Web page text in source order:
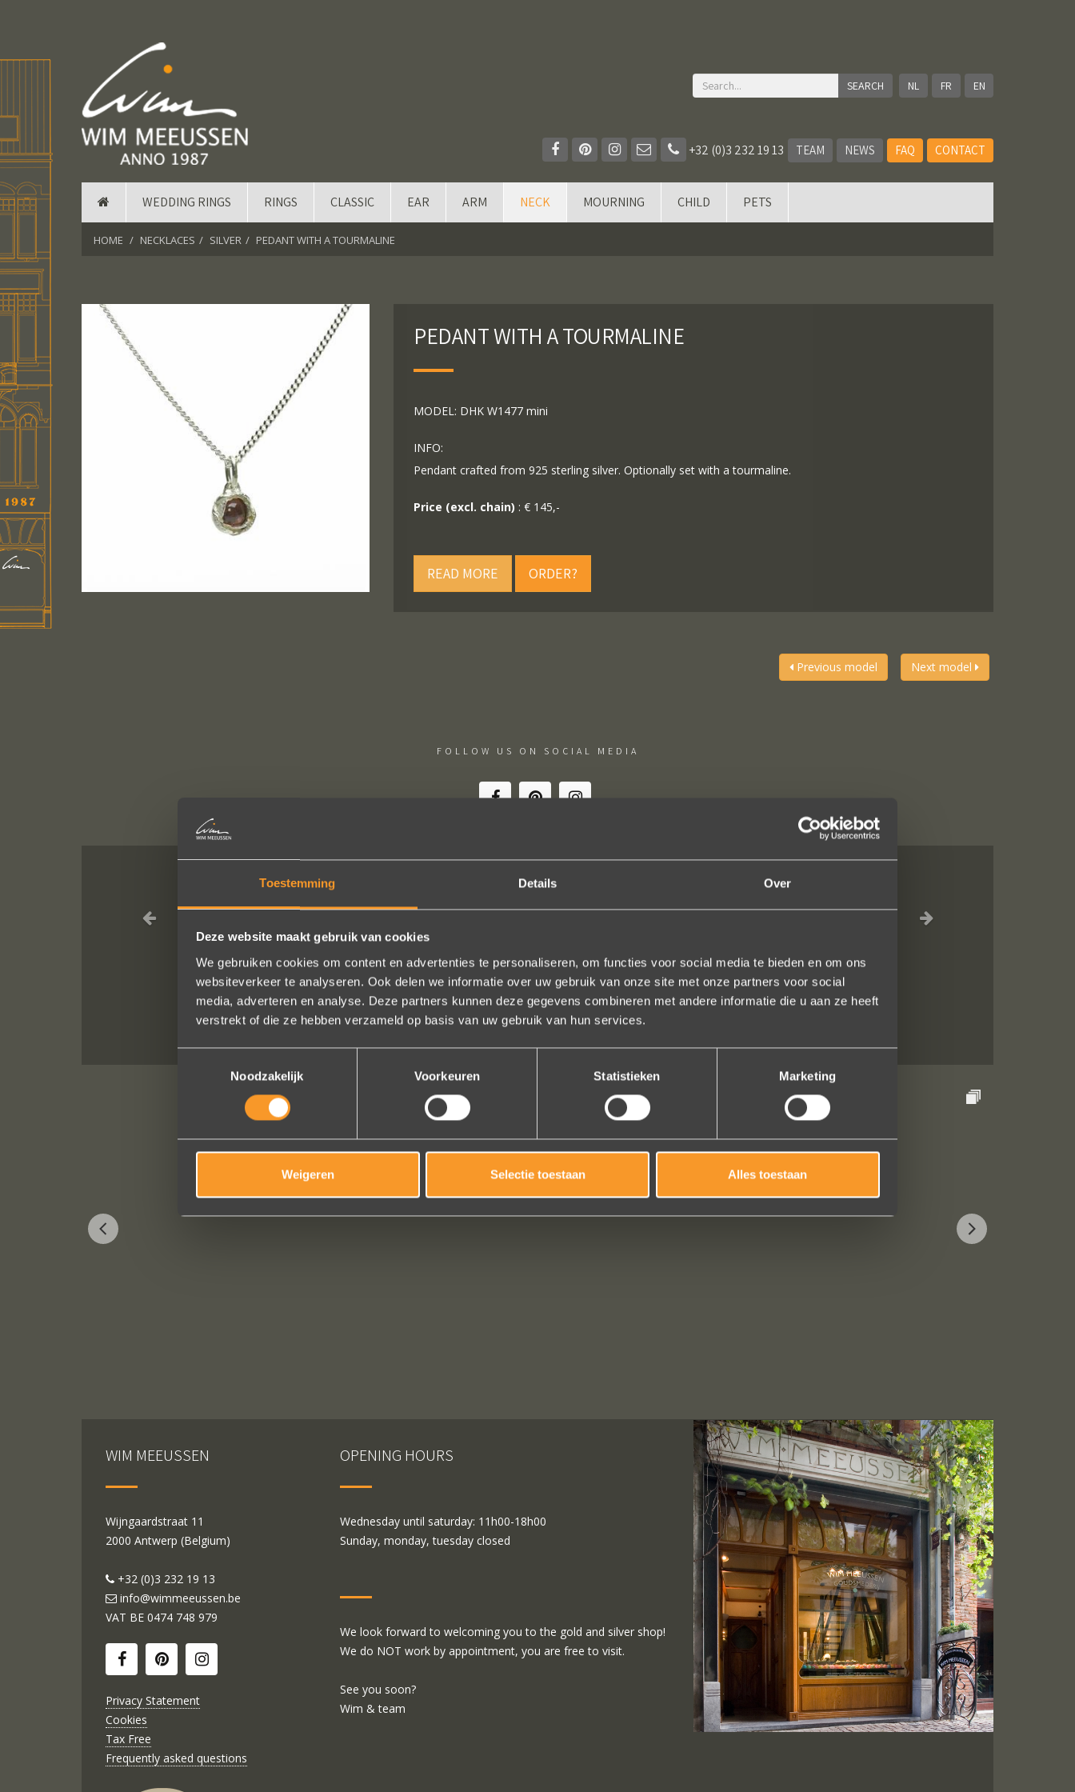
Toestemming Details Over
Deze website maakt gebruik van cookies
We gebruiken cookies om content en advertenties te personaliseren, om functies voor social media te bieden en om ons
websiteverkeer te analyseren. Ook delen we informatie over uw gebruik van onze site met onze partners voor social
media, adverteren en analyse. Deze partners kunnen deze gegevens combineren met andere informatie die u aan ze heeft
verstrekt of die ze hebben verzameld op basis van uw gebruik van hun services.
Noodzakelijk
Voorkeuren Statistieken Marketing
Weigeren Selectie toestaan Alles toestaan
NL FR EN
+32 (0)3 232 19 13 TEAM NEWS FAQ CONTACT
WEDDING RINGS RINGS CLASSIC EAR ARM NECK MOURNING CHILD PETS
HOME NECKLACES SILVER PEDANT WITH A TOURMALINE
PEDANT WITH A TOURMALINE
MODEL: DHK W1477 mini
INFO:
Pendant crafted from 925 sterling silver. Optionally set with a tourmaline.
Price (excl. chain) : € 145,-
READ MORE ORDER?
Previous model Next model
FOLLOW US ON SOCIAL MEDIA
We bestelden online, maar er wordt contact met je onderhouden alsof je in de winkel staat.
Het is eigenlijk een feestje om bij Wim Meeusen sierraden aan te schaffen!
Erik Koopmans
Bekijk al onze reviews
WIM MEEUSSEN
Wijngaardstraat 11
2000 Antwerp (Belgium)
+32 (0)3 232 19 13
info@wimmeeussen.be
VAT BE 0474 748 979
Privacy Statement
Cookies
Tax Free
Frequently asked questions
OPENING HOURS
Wednesday until saturday: 11h00-18h00
Sunday, monday, tuesday closed
We look forward to welcoming you to the gold and silver shop!
We do NOT work by appointment, you are free to visit.
See you soon?
Wim & team